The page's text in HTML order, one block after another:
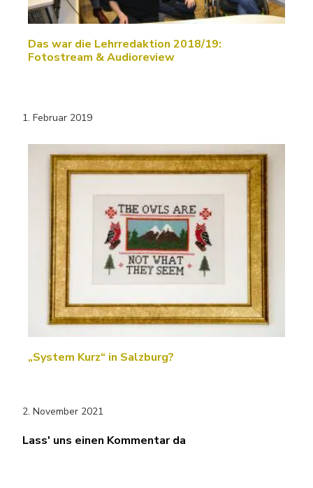
Das war die Lehrredaktion 2018/19:
Fotostream & Audioreview
1. Februar 2019
„System Kurz“ in Salzburg?
2. November 2021
Lass' uns einen Kommentar da